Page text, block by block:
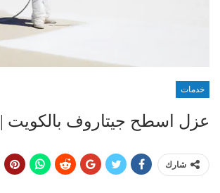
خدمات
عزل اسطح جيتاروف بالكويت | 99004921
شارك